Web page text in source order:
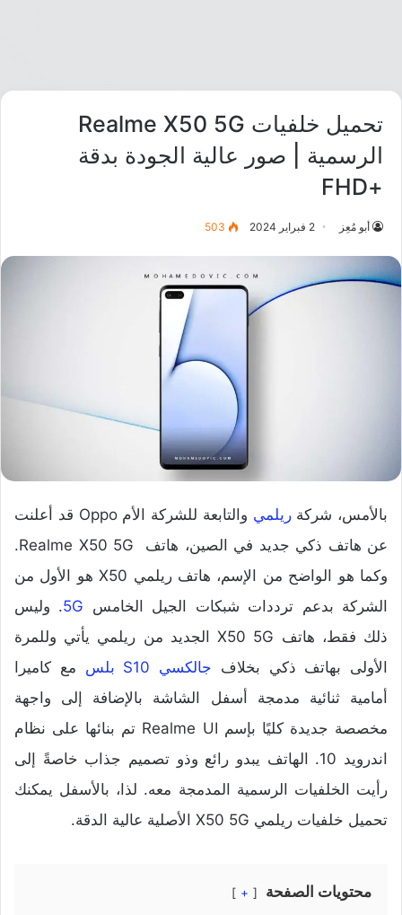
تحميل خلفيات Realme X50 5G
الرسمية | صور عالية الجودة بدقة
+FHD
أبو مُعِز 2 فبراير 2024 503
بالأمس، شركةريلمي
والتابعة للشركة الأم Oppo قد أعلنت
عن هاتف ذكي جديد في الصين، هاتف Realme X50 5G.
وكما هو الواضح من الإسم، هاتف ريلمي X50 هو الأول من
الشركة بدعم ترددات شبكات الجيل الخامس 5G. وليس
ذلك فقط، هاتف X50 5G الجديد من ريلمي يأتي وللمرة
الأولى بهاتف ذكي بخلاف جالكسي S10 بلس
مع كاميرا
أمامية ثنائية مدمجة أسفل الشاشة بالإضافة إلى واجهة
مخصصة جديدة كليًا بإسم Realme UI تم بنائها على نظام
اندرويد 10. الهاتف يبدو رائع وذو تصميم جذاب خاصةً إلى
رأيت الخلفيات الرسمية المدمجة معه. لذا، بالأسفل يمكنك
تحميل خلفيات ريلمي X50 5G الأصلية عالية الدقة.
محتويات الصفحة +